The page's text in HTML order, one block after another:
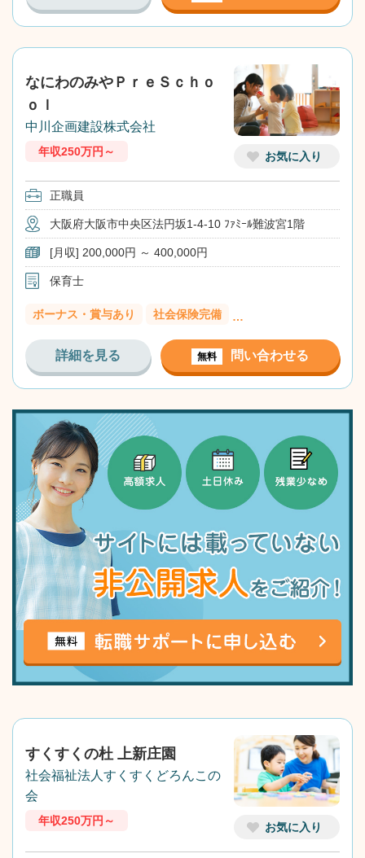
お気に入り
なにわのみやＰｒｅＳｃｈｏ
ｏｌ
中川企画建設株式会社
年収250万円～
正職員
大阪府大阪市中央区法円坂1-4-10 ﾌｧﾐｰﾙ難波宮1階
[月収] 200,000円 ～ 400,000円
保育士
ボーナス・賞与あり 社会保険完備 …
詳細を見る 無料 問い合わせる
お気に入り
すくすくの杜 上新庄園
社会福祉法人すくすくどろんこの
会
年収250万円～